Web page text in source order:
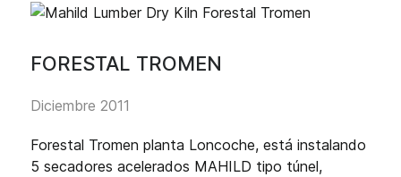
FORESTAL TROMEN
Diciembre 2011
Forestal Tromen planta Loncoche, está instalando
5 secadores acelerados MAHILD tipo túnel,